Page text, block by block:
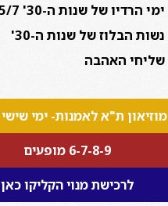
ימי הרדיו של שנות ה-30' 25/7
נשות הבלוז של שנות ה-30'
שליחי האהבה
מוזיאון ת"א לאמנות- ימי שישי 21:00
6-7-8-9 מופעים
לרכישת מנוי הקליקו כאן